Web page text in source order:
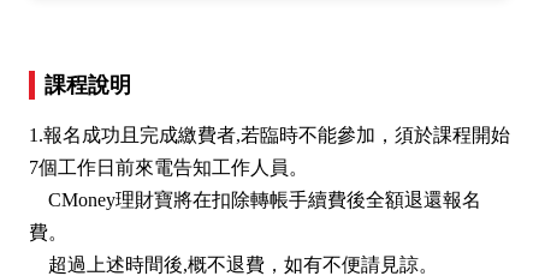
課程說明
1.報名成功且完成繳費者,若臨時不能參加，須於課程開始
7個工作日前來電告知工作人員。
CMoney理財寶將在扣除轉帳手續費後全額退還報名
費。
超過上述時間後,概不退費，如有不便請見諒。